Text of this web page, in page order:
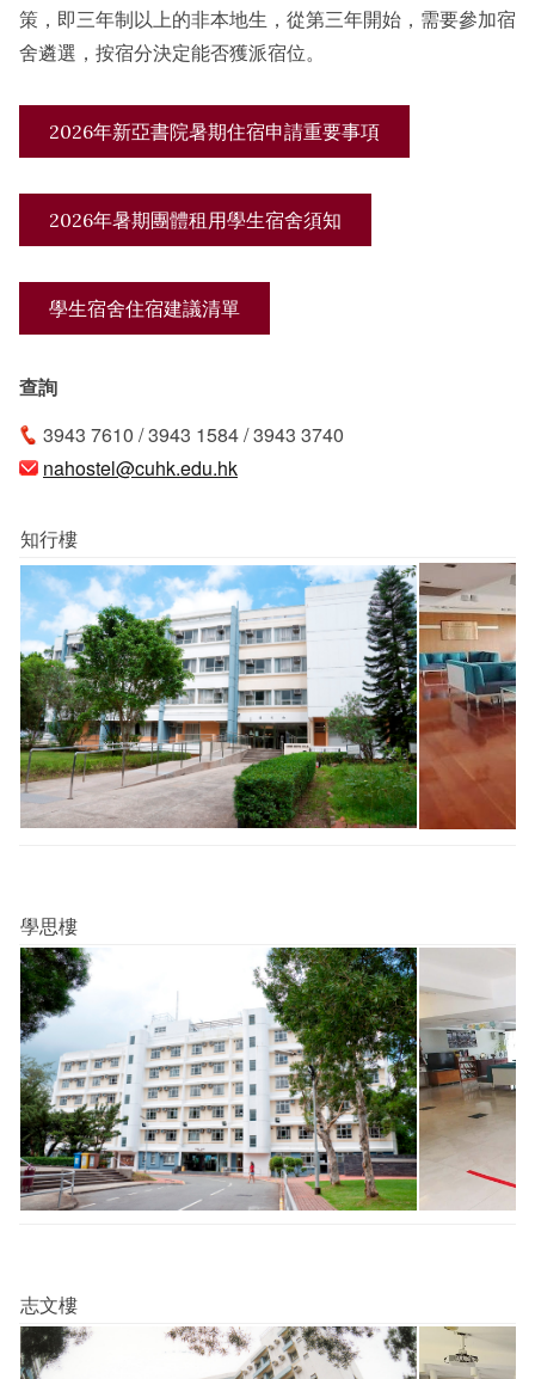
策，即三年制以上的非本地生，從第三年開始，需要參加宿
舍遴選，按宿分決定能否獲派宿位。
2026年新亞書院暑期住宿申請重要事項
2026年暑期團體租用學生宿舍須知
學生宿舍住宿建議清單
查詢
3943 7610 / 3943 1584 / 3943 3740
nahostel@cuhk.edu.hk
知行樓
學思樓
志文樓